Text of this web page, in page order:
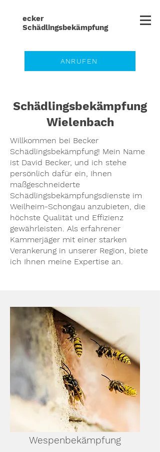
ecker
Schädlingsbekämpfung
ANRUFEN
Schädlingsbekämpfung
Wielenbach
Willkommen bei Becker
Schädlingsbekämpfung! Mein Name
ist David Becker, und ich stehe
persönlich dafür ein, Ihnen
maßgeschneiderte
Schädlingsbekämpfungsdienste im
Weilheim-Schongau anzubieten, die
höchste Qualität und Effizienz
gewährleisten. Als erfahrener
Kammerjäger mit einer starken
Verankerung in unserer Region, biete
ich Ihnen meine Expertise an.
Wespenbekämpfung